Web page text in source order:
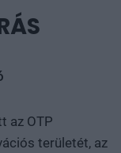
az OTP
területét, az